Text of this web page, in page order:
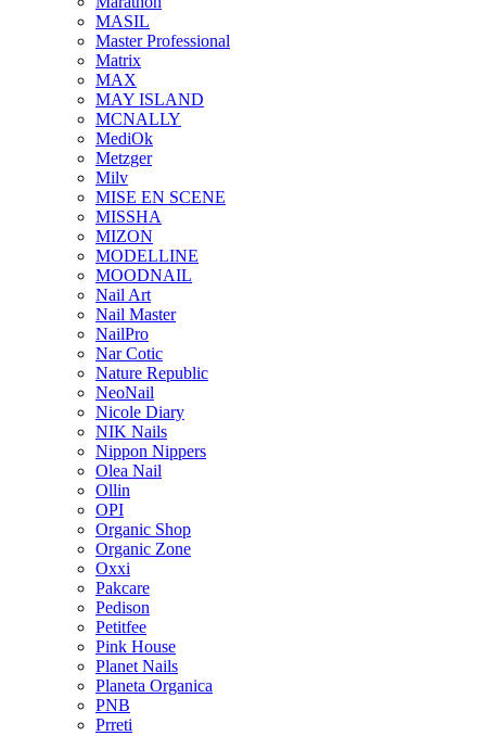
MASIL
Master Professional
Matrix
MAX
MAY ISLAND
MCNALLY
MediOk
Metzger
Milv
MISE EN SCENE
MISSHA
MIZON
MODELLINE
MOODNAIL
Nail Art
Nail Master
NailPro
Nar Cotic
Nature Republic
NeoNail
Nicole Diary
NIK Nails
Nippon Nippers
Olea Nail
Ollin
OPI
Organic Shop
Organic Zone
Oxxi
Pakcare
Pedison
Petitfee
Pink House
Planet Nails
Planeta Organica
PNB
Prreti